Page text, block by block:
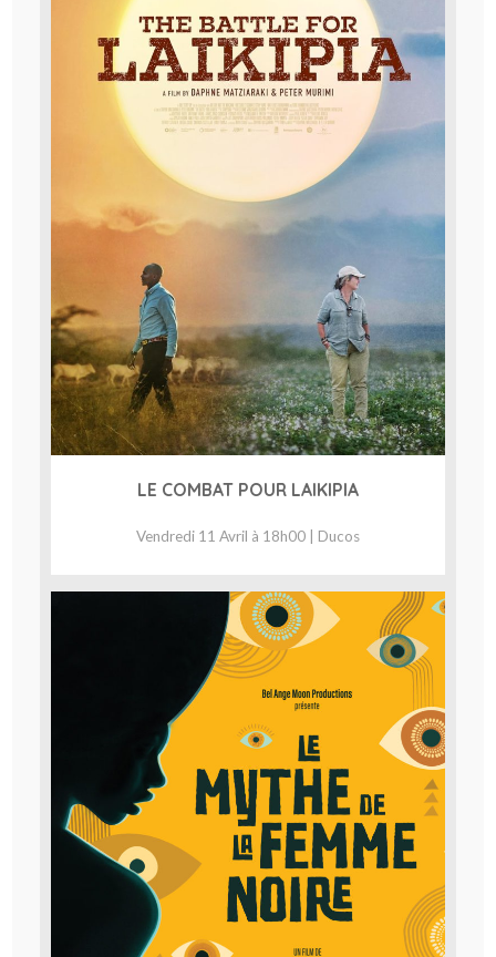
LE COMBAT POUR LAIKIPIA
Vendredi 11 Avril à 18h00 | Ducos